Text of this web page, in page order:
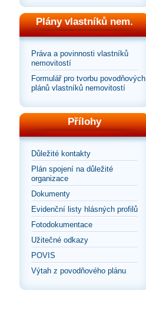
Plány vlastníků nem.
Práva a povinnosti vlastníků
nemovitostí
Formulář pro tvorbu povodňových
plánů vlastníků nemovitostí
Přílohy
Důležité kontakty
Plán spojení na důležité
organizace
Dokumenty
Evidenční listy hlásných profilů
Fotodokumentace
Užitečné odkazy
POVIS
Výtah z povodňového plánu